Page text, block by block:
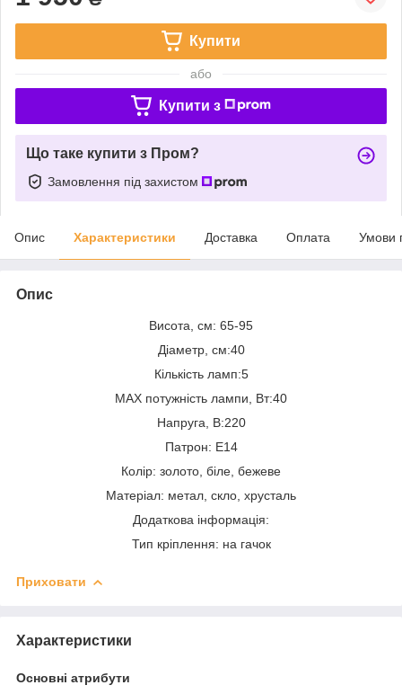
Купити
або
Купити з
Що таке купити з Пром?
Замовлення під захистом
Опис Характеристики Доставка Оплата Умови
Опис
Висота, см: 65-95
Діаметр, см:40
Кількість ламп:5
MAX потужність лампи, Вт:40
Напруга, В:220
Патрон: Е14
Колір: золото, біле, бежеве
Матеріал: метал, скло, хрусталь
Додаткова інформація:
Тип кріплення: на гачок
Приховати
Характеристики
Основні атрибути